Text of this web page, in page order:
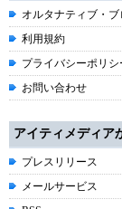
オルタナティブ・
利用規約
プライバシーポリシ
お問い合わせ
アイティメディア
プレスリリース
メールサービス